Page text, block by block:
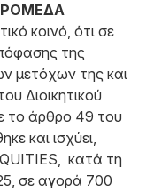
κοινό, ότι σε
της
μετόχων της και
Διοικητικού
το άρθρο 49 του
και ισχύει,
κατά τη
σε αγορά 700